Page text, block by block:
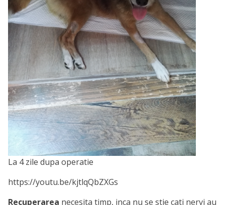
La 4 zile dupa operatie
https://youtu.be/kjtlqQbZXGs
Recuperarea necesita timp, inca nu se stie cati nervi au